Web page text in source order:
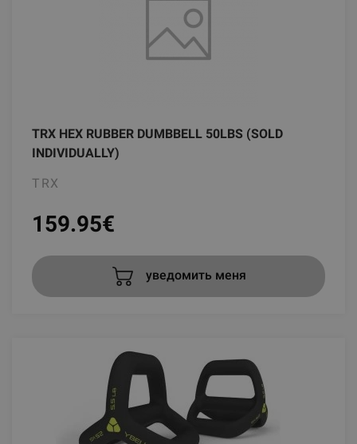
TRX HEX RUBBER DUMBBELL 50LBS (SOLD
INDIVIDUALLY)
TRX
159.95€
уведомить меня